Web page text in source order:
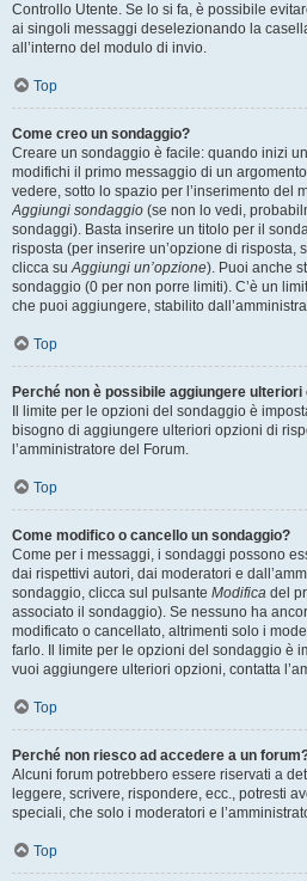
Controllo Utente. Se lo si fa, è possibile
ai singoli messaggi deselezionando la
all’interno del modulo di invio.
Top
Come creo un sondaggio?
Creare un sondaggio è facile: quando inizi
modifichi il primo messaggio di un
vedere, sotto lo spazio per l’inserimento del
Aggiungi sondaggio (se non lo vedi,
sondaggi). Basta inserire un titolo per il
risposta (per inserire un’opzione di risposta,
clicca suAggiungi un’opzione). Puoi anche
sondaggio (0 per non porre limiti). C’è un
che puoi aggiungere, stabilito
Top
Perché non è possibile aggiungere
Il limite per le opzioni del sondaggio è
bisogno di aggiungere ulteriori opzioni di
l’amministratore del Forum.
Top
Come modifico o cancello un sondaggio?
Come per i messaggi, i sondaggi possono
dai rispettivi autori, dai moderatori e
sondaggio, clicca sul pulsante Modifica del
associato il sondaggio). Se nessuno ha
modificato o cancellato, altrimenti solo i
farlo. Il limite per le opzioni del sondaggio è
vuoi aggiungere ulteriori opzioni, contatta
Top
Perché non riesco ad accedere a un
Alcuni forum potrebbero essere riservati a
leggere, scrivere, rispondere, ecc., potresti
speciali, che solo i moderatori e
Top